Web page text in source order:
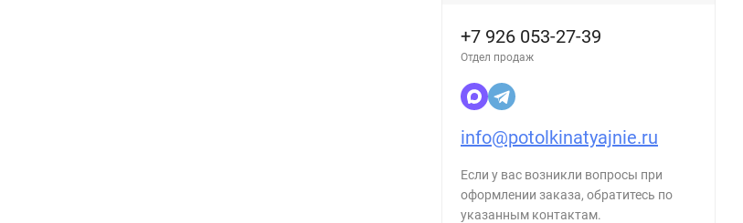
+7 926 053-27-39
Отдел продаж
info@potolkinatyajnie.ru
Если у вас возникли вопросы при
оформлении заказа, обратитесь по
указанным контактам.